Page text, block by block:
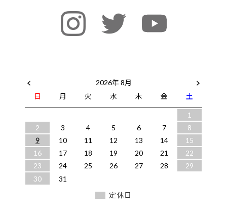
2026年 8月
日
月 火 水 木 金
土
1
2
3 4 5 6 7
8
9
10 11 12 13 14
15
16
17 18 19 20 21
22
23
24 25 26 27 28
29
30
31
定休日